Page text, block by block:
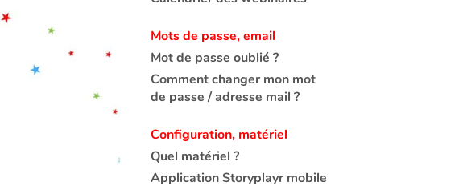
Mots de passe, email
Mot de passe oublié ?
Comment changer mon mot
de passe / adresse mail ?
Configuration, matériel
Quel matériel ?
Application Storyplayr mobile